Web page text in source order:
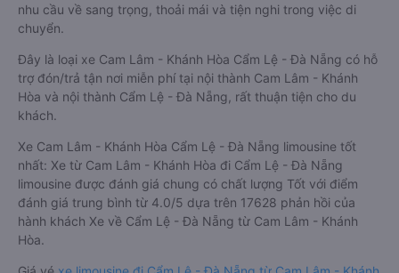
nhu cầu về sang trọng, thoải mái và tiện nghi trong việc di
chuyển.
Đây là loại xe Cam Lâm - Khánh Hòa Cẩm Lệ - Đà Nẵng có hỗ
trợ đón/trả tận nơi miễn phí tại nội thành Cam Lâm - Khánh
Hòa và nội thành Cẩm Lệ - Đà Nẵng, rất thuận tiện cho du
khách.
Xe Cam Lâm - Khánh Hòa Cẩm Lệ - Đà Nẵng limousine tốt
nhất: Xe từ Cam Lâm - Khánh Hòa đi Cẩm Lệ - Đà Nẵng
limousine được đánh giá chung có chất lượng Tốt với điểm
đánh giá trung bình từ 4.0/5 dựa trên 17628 phản hồi của
hành khách Xe về Cẩm Lệ - Đà Nẵng từ Cam Lâm - Khánh
Hòa.